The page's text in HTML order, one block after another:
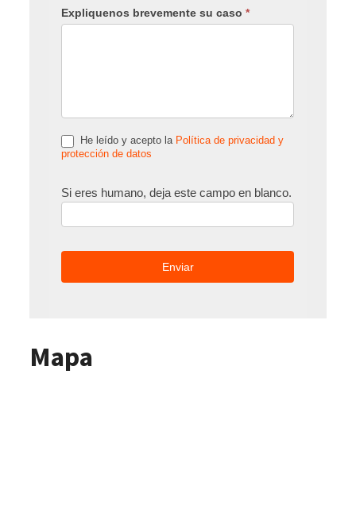
Expliquenos brevemente su caso*
He leído y acepto la Política de privacidad y
protección de datos
Si eres humano, deja este campo en blanco.
Mapa